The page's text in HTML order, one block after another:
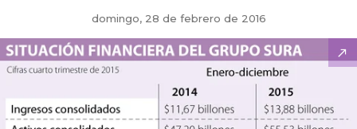
domingo, 28 de febrero de 2016